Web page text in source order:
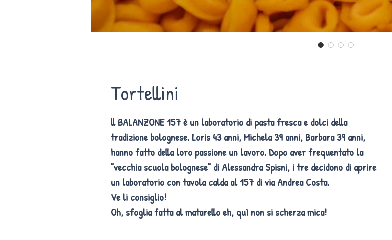
Tortellini
llBALANZONE 157è un laboratorio di pasta fresca e dolci della
tradizione bolognese. Loris 43 anni, Michela39 anni, Barbara39 anni,
hanno fatto della loro passione un lavoro. Dopo aver frequentato la
"vecchia scuola bolognese" di Alessandra Spisni, i tre decidono di aprire
un laboratorio con tavola calda al 157 di via Andrea Costa.
Ve li consiglio!
Oh, sfoglia fatta al matarello eh, quì non si scherza mica!